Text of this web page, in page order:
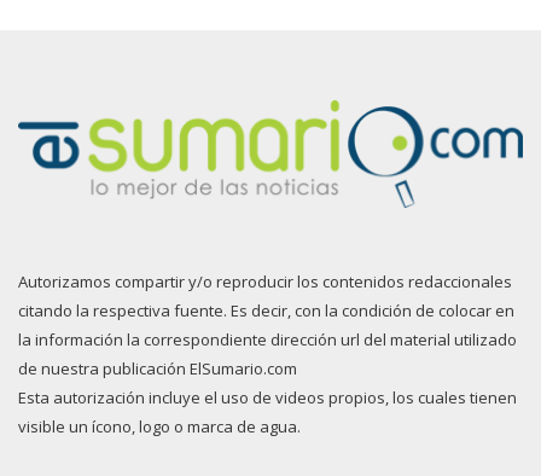
Autorizamos compartir y/o reproducir los contenidos redaccionales
citando la respectiva fuente. Es decir, con la condición de colocar en
la información la correspondiente dirección url del material utilizado
de nuestra publicación ElSumario.com
Esta autorización incluye el uso de videos propios, los cuales tienen
visible un ícono, logo o marca de agua.